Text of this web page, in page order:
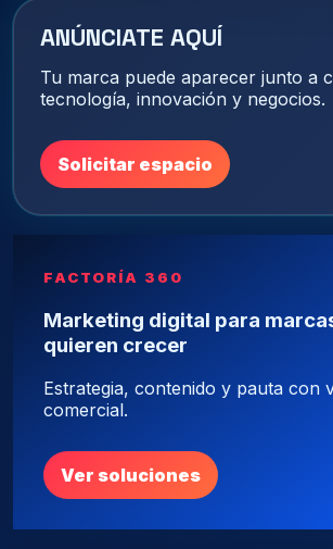
ANÚNCIATE AQUÍ
Tu marca puede aparecer junto a
tecnología, innovación y negocios.
Solicitar espacio
FACTORÍA 360
Marketing digital para
quieren crecer
Estrategia, contenido y pauta con
comercial.
Ver soluciones